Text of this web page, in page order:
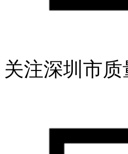
关注深圳市质